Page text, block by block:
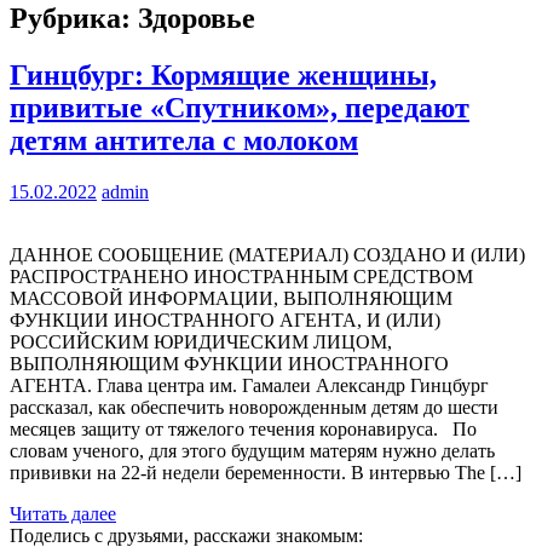
Рубрика: Здоровье
Гинцбург: Кормящие женщины,
привитые «Спутником», передают
детям антитела с молоком
15.02.2022 admin
ДАННОЕ СООБЩЕНИЕ (МАТЕРИАЛ) СОЗДАНО И (ИЛИ)
РАСПРОСТРАНЕНО ИНОСТРАННЫМ СРЕДСТВОМ
МАССОВОЙ ИНФОРМАЦИИ, ВЫПОЛНЯЮЩИМ
ФУНКЦИИ ИНОСТРАННОГО АГЕНТА, И (ИЛИ)
РОССИЙСКИМ ЮРИДИЧЕСКИМ ЛИЦОМ,
ВЫПОЛНЯЮЩИМ ФУНКЦИИ ИНОСТРАННОГО
АГЕНТА. Глава центра им. Гамалеи Александр Гинцбург
рассказал, как обеспечить новорожденным детям до шести
месяцев защиту от тяжелого течения коронавируса. По
словам ученого, для этого будущим матерям нужно делать
прививки на 22-й недели беременности. В интервью The […]
Читать далее
Поделись с друзьями, расскажи знакомым: